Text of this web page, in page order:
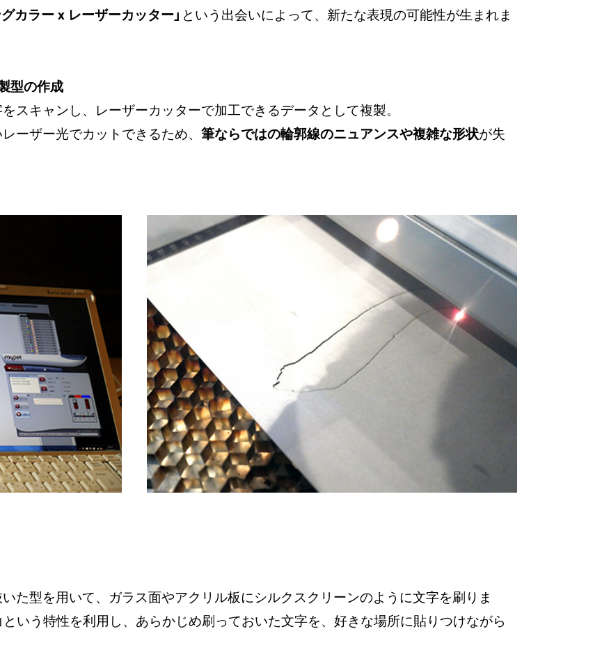
カラー x レーザーカッター」 という出会いによって、新たな表現の可能性が生まれま
型の作成
スキャンし、レーザーカッターで加工できるデータとして複製。
ーザー光でカットできるため、 筆ならではの輪郭線のニュアンスや複雑な形状が失
た型を用いて、ガラス面やアクリル板にシルクスクリーンのように文字を刷りま
」という特性を利用し、あらかじめ刷っておいた文字を、好きな場所に貼りつけながら